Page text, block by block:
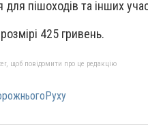
пішоходів та інших
425 гривень.
щоб повідомити про це редакцію